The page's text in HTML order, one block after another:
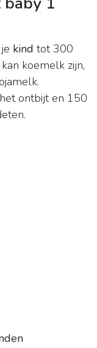
kind tot 300
koemelk zijn,
ontbijt en 150